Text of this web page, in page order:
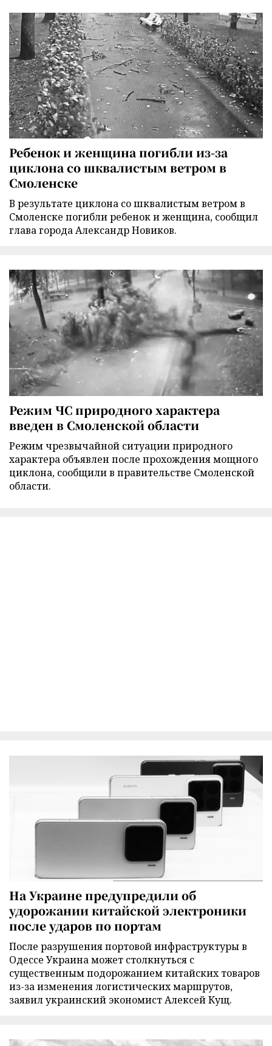
Ребенок и женщина погибли из-за
циклона со шквалистым ветром в
Смоленске
В результате циклона со шквалистым ветром в
Смоленске погибли ребенок и женщина, сообщил
глава города Александр Новиков.
Режим ЧС природного характера
введен в Смоленской области
Режим чрезвычайной ситуации природного
характера объявлен после прохождения мощного
циклона, сообщили в правительстве Смоленской
области.
На Украине предупредили об
удорожании китайской электроники
после ударов по портам
После разрушения портовой инфраструктуры в
Одессе Украина может столкнуться с
существенным подорожанием китайских товаров
из-за изменения логистических маршрутов,
заявил украинский экономист Алексей Кущ.